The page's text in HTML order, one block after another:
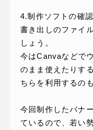
4.制作ソフトの確認
書き出しのファイ
しょう。
今はCanvaなどで
のまま使えたりす
ちらを利用するの
今回制作したバナ
ているので、若い